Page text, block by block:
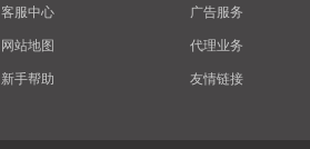
客服中心
网站地图
新手帮助
广告服务
代理业务
友情链接